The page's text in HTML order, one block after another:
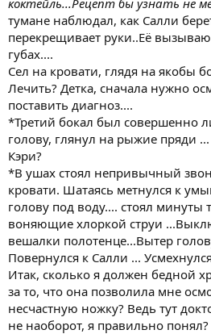
коктейль...Рецепт бы узнать не
тумане наблюдал, как Салли
перекрещивает руки..Её
губах....
Сел на кровати, глядя на якобы
Лечить? Детка, сначала нужно
поставить диагноз....
*Третий бокал был совершенно
голову, глянул на рыжие пряди
Кэри?
*В ушах стоял непривычный
кровати. Шатаясь метнулся к
голову под воду.... стоял минуты
воняющие хлоркой струи
вешалки полотенце...Вытер
Повернулся к Салли ...
Итак, сколько я должен бедной
за то, что она позволила мне
несчастную ножку? Ведь тут
не наоборот, я правильно понял?